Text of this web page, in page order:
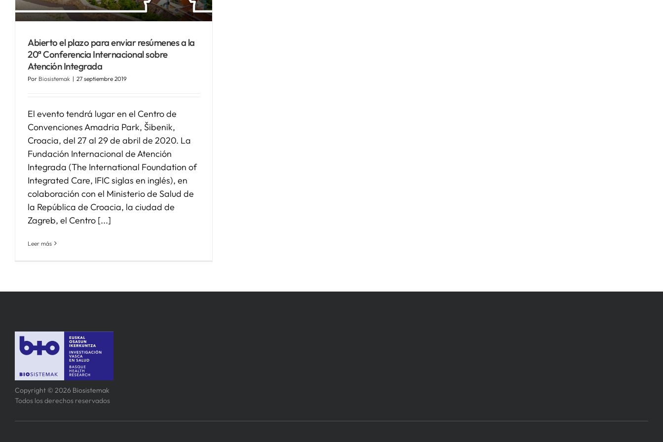
Abierto el plazo para enviar resúmenes a la
20ª Conferencia Internacional sobre
Atención Integrada
Por Biosistemak | 27 septiembre 2019
El evento tendrá lugar en el Centro de
Convenciones Amadria Park, Šibenik,
Croacia, del 27 al 29 de abril de 2020. La
Fundación Internacional de Atención
Integrada (The International Foundation of
Integrated Care, IFIC siglas en inglés), en
colaboración con el Ministerio de Salud de
la República de Croacia, la ciudad de
Zagreb, el Centro [...]
Leer más
Copyright © 2026 Biosistemak
Todos los derechos reservados